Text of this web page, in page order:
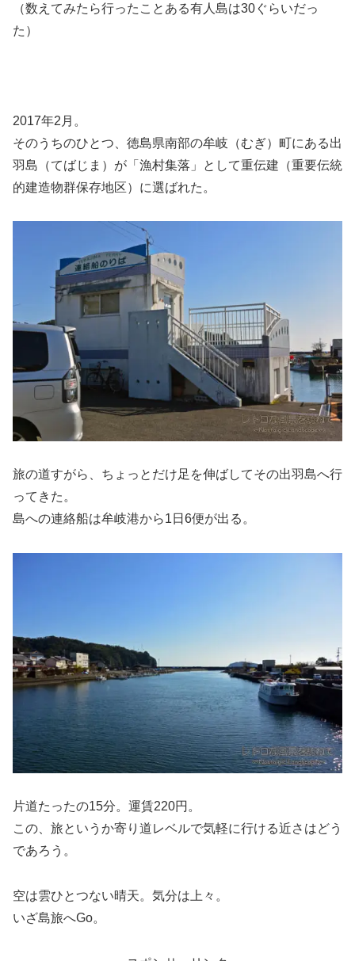
（数えてみたら行ったことある有人島は30ぐらいだっ
た）
2017年2月。
そのうちのひとつ、徳島県南部の牟岐（むぎ）町にある出
羽島（てばじま）が「漁村集落」として重伝建（重要伝統
的建造物群保存地区）に選ばれた。
旅の道すがら、ちょっとだけ足を伸ばしてその出羽島へ行
ってきた。
島への連絡船は牟岐港から1日6便が出る。
片道たったの15分。運賃220円。
この、旅というか寄り道レベルで気軽に行ける近さはどう
であろう。
空は雲ひとつない晴天。気分は上々。
いざ島旅へGo。